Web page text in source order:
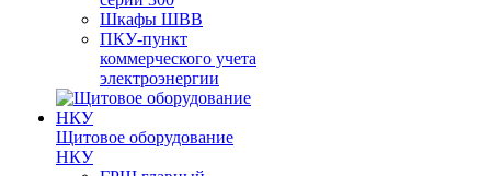
Шкафы ШВВ
ПКУ-пункт
коммерческого учета
электроэнергии
Щитовое оборудование
НКУ